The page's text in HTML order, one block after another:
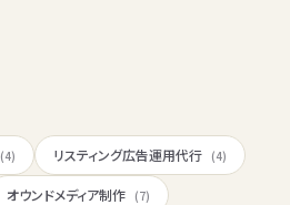
(4) リスティング広告運用代行 (4)
オウンドメディア制作 (7)